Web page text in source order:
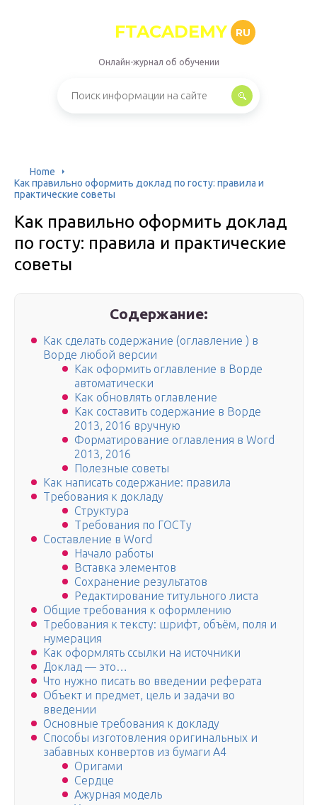
FTACADEMY RU
Онлайн-журнал об обучении
Home
Как правильно оформить доклад по госту: правила и
практические советы
Как правильно оформить доклад
по госту: правила и практические
советы
Содержание:
Как сделать содержание (оглавление ) в
Ворде любой версии
Как оформить оглавление в Ворде
автоматически
Как обновлять оглавление
Как составить содержание в Ворде
2013, 2016 вручную
Форматирование оглавления в Word
2013, 2016
Полезные советы
Как написать содержание: правила
Требования к докладу
Структура
Требования по ГОСТу
Составление в Word
Начало работы
Вставка элементов
Сохранение результатов
Редактирование титульного листа
Общие требования к оформлению
Требования к тексту: шрифт, объём, поля и
нумерация
Как оформлять ссылки на источники
Доклад — это…
Что нужно писать во введении реферата
Объект и предмет, цель и задачи во
введении
Основные требования к докладу
Способы изготовления оригинальных и
забавных конвертов из бумаги А4
Оригами
Сердце
Ажурная модель